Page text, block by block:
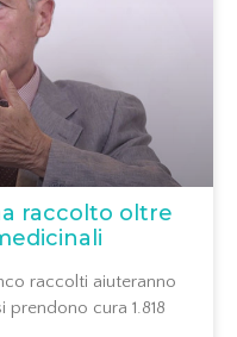
raccolto oltre
raccolti aiuteranno
cura 1.818